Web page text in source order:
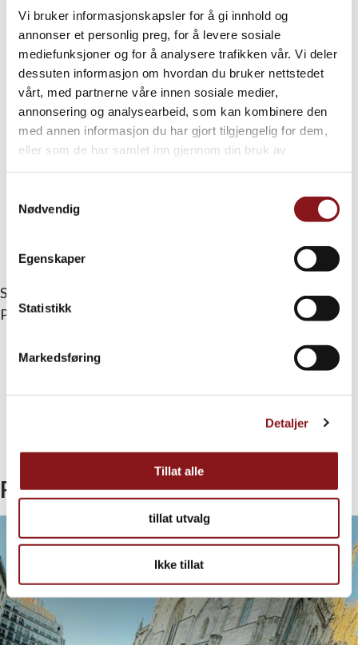
Vi bruker informasjonskapsler for å gi innhold og
annonser et personlig preg, for å levere sosiale
mediefunksjoner og for å analysere trafikken vår. Vi deler
dessuten informasjon om hvordan du bruker nettstedet
vårt, med partnerne våre innen sosiale medier,
annonsering og analysearbeid, som kan kombinere den
med annen informasjon du har gjort tilgjengelig for dem,
eller som de har samlet inn gjennom din bruk av
Nødvendig
Egenskaper
Statistikk
Markedsføring
Detaljer
Tillat alle
tillat utvalg
Ikke tillat
Bildegalleri (6)
Skrevet av
Publisertapril 24, 2024
Share on
Copy link
Relatert